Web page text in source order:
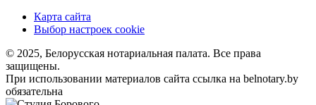
Карта сайта
Выбор настроек cookie
© 2025, Белорусская нотариальная палата. Все права
защищены.
При использовании материалов сайта ссылка на belnotary.by
обязательна